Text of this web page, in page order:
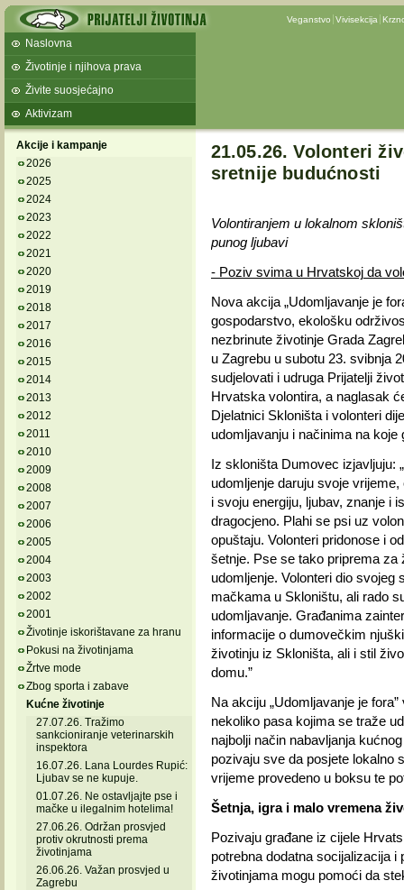
Veganstvo Vivisekcija
Naslovna
Životinje i njihova prava
Živite suosjećajno
Aktivizam
Akcije i kampanje
2026
2025
2024
2023
2022
2021
2020
2019
2018
2017
2016
2015
2014
2013
2012
2011
2010
2009
2008
2007
2006
2005
2004
2003
2002
2001
Životinje iskorištavane za hranu
Pokusi na životinjama
Žrtve mode
Zbog sporta i zabave
Kućne životinje
27.07.26. Tražimo
sankcioniranje veterinarskih
inspektora
16.07.26. Lana Lourdes Rupić:
Ljubav se ne kupuje.
01.07.26. Ne ostavljajte pse i
mačke u ilegalnim hotelima!
27.06.26. Održan prosvjed
protiv okrutnosti prema
životinjama
26.06.26. Važan prosvjed u
Zagrebu
21.05.26. Volonteri
sretnije budućnosti
Volontiranjem u lokalnom
punog ljubavi
- Poziv svima u Hrvatskoj da
Nova akcija „Udomljavanje je
gospodarstvo, ekološku
nezbrinute životinje Grada
u Zagrebu u subotu 23. svibnja
sudjelovati i udruga Prijatelji
Hrvatska volontira, a naglasak
Djelatnici Skloništa i volonteri
udomljavanju i načinima na
Iz skloništa Dumovec izjavljuju:
udomljenje daruju svoje
i svoju energiju, ljubav, znanje i
dragocjeno. Plahi se psi uz
opuštaju. Volonteri pridonose i
šetnje. Pse se tako priprema za
udomljenje. Volonteri dio svojeg
mačkama u Skloništu, ali rado
udomljavanje. Građanima
informacije o dumovečkim
životinju iz Skloništa, ali i stil
domu.”
Na akciju „Udomljavanje je
nekoliko pasa kojima se traže
najbolji način nabavljanja
pozivaju sve da posjete lokalno
vrijeme provedeno u boksu te
Šetnja, igra i malo vremena
Pozivaju građane iz cijele
potrebna dodatna socijalizacija
životinjama mogu pomoći da